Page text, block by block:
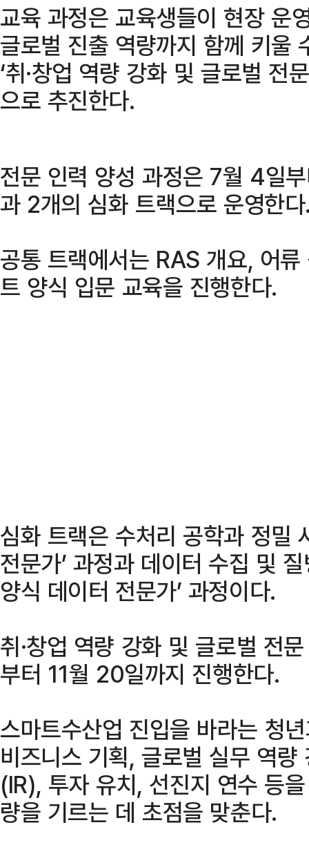
교육 과정은 교육생들이 현장 운
글로벌 진출 역량까지 함께 키울
‘취·창업 역량 강화 및 글로벌 전
으로 추진한다.
전문 인력 양성 과정은 7월 4일
과 2개의 심화 트랙으로 운영한
공통 트랙에서는 RAS 개요, 어
트 양식 입문 교육을 진행한다.
심화 트랙은 수처리 공학과 정밀
전문가’ 과정과 데이터 수집 및
양식 데이터 전문가’ 과정이다.
취·창업 역량 강화 및 글로벌 전
부터 11월 20일까지 진행한다.
스마트수산업 진입을 바라는 청
비즈니스 기획, 글로벌 실무 역
(IR), 투자 유치, 선진지 연수 등
량을 기르는 데 초점을 맞춘다.